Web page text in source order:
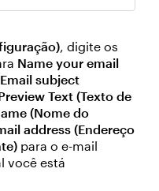
, digite os
Name your email
Email subject
Text (Texto de
(Nome do
address (Endereço
para o e-mail
você está